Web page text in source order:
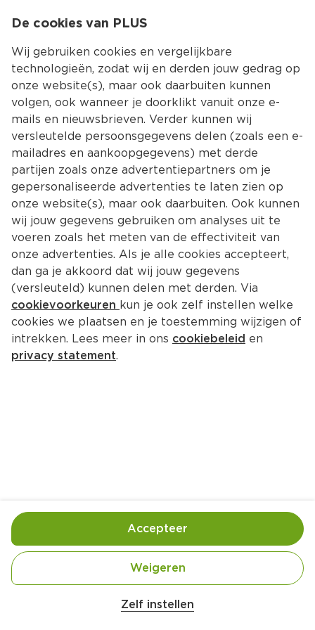
Kies jouw
BBQ pulled chicken: recepten en
tips
Als je fan bent van kip op de BBQ moet je zeker
eens BBQ pulled chicken proberen! Met deze
pulled chicken BBQ recepten gooi je gegarandeerd
hoge ogen. En het fijne aan pulled chicken: je kunt
Tip!
Ben jij een echter vleesliefhebber? Bekijk dan
ook vooral al onze recepten voor
BBQ vlees assortiment
De cookies van PLUS
Wij gebruiken cookies en vergelijkbare
technologieën, zodat wij en derden jouw gedrag op
onze website(s), maar ook daarbuiten kunnen
volgen, ook wanneer je doorklikt vanuit onze e-
mails en nieuwsbrieven. Verder kunnen wij
versleutelde persoonsgegevens delen (zoals een e-
mailadres en aankoopgegevens) met derde
partijen zoals onze advertentiepartners om je
gepersonaliseerde advertenties te laten zien op
onze website(s), maar ook daarbuiten. Ook kunnen
wij jouw gegevens gebruiken om analyses uit te
voeren zoals het meten van de effectiviteit van
onze advertenties. Als je alle cookies accepteert,
dan ga je akkoord dat wij jouw gegevens
(versleuteld) kunnen delen met derden. Via
cookievoorkeuren kun je ook zelf instellen welke
cookies we plaatsen en je toestemming wijzigen of
intrekken. Lees meer in ons cookiebeleid en
privacy statement.
Zelf instellen
Weigeren
Accepteer